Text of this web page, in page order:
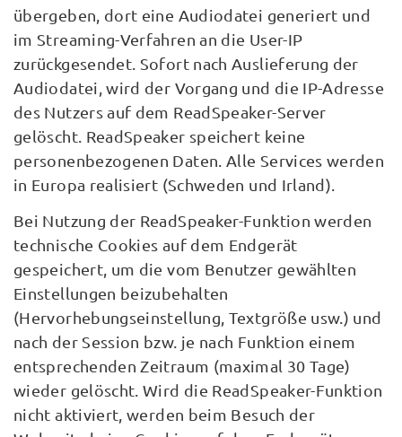
übergeben, dort eine Audiodatei generiert und
im Streaming-Verfahren an die User-IP
zurückgesendet. Sofort nach Auslieferung der
Audiodatei, wird der Vorgang und die IP-Adresse
des Nutzers auf dem ReadSpeaker-Server
gelöscht. ReadSpeaker speichert keine
personenbezogenen Daten. Alle Services werden
in Europa realisiert (Schweden und Irland).
Bei Nutzung der ReadSpeaker-Funktion werden
technische Cookies auf dem Endgerät
gespeichert, um die vom Benutzer gewählten
Einstellungen beizubehalten
(Hervorhebungseinstellung, Textgröße usw.) und
nach der Session bzw. je nach Funktion einem
entsprechenden Zeitraum (maximal 30 Tage)
wieder gelöscht. Wird die ReadSpeaker-Funktion
nicht aktiviert, werden beim Besuch der